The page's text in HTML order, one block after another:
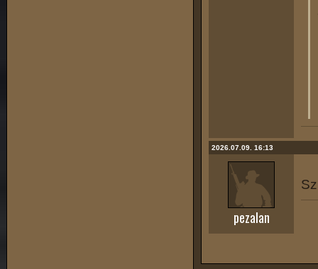
2026.07.09. 16:13
pezalan